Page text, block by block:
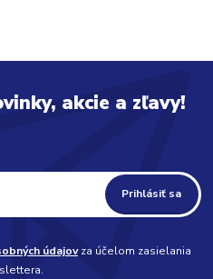
akcie a zľavy!
Prihlásiť sa
údajovza účelom zasielania